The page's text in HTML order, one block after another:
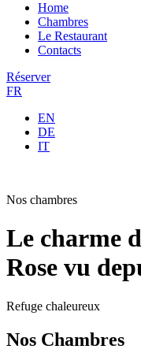
Home
Chambres
Le Restaurant
Contacts
Réserver
FR
EN
DE
IT
Nos chambres
Le charme
Rose vu
Refuge chaleureux
Nos Chambres